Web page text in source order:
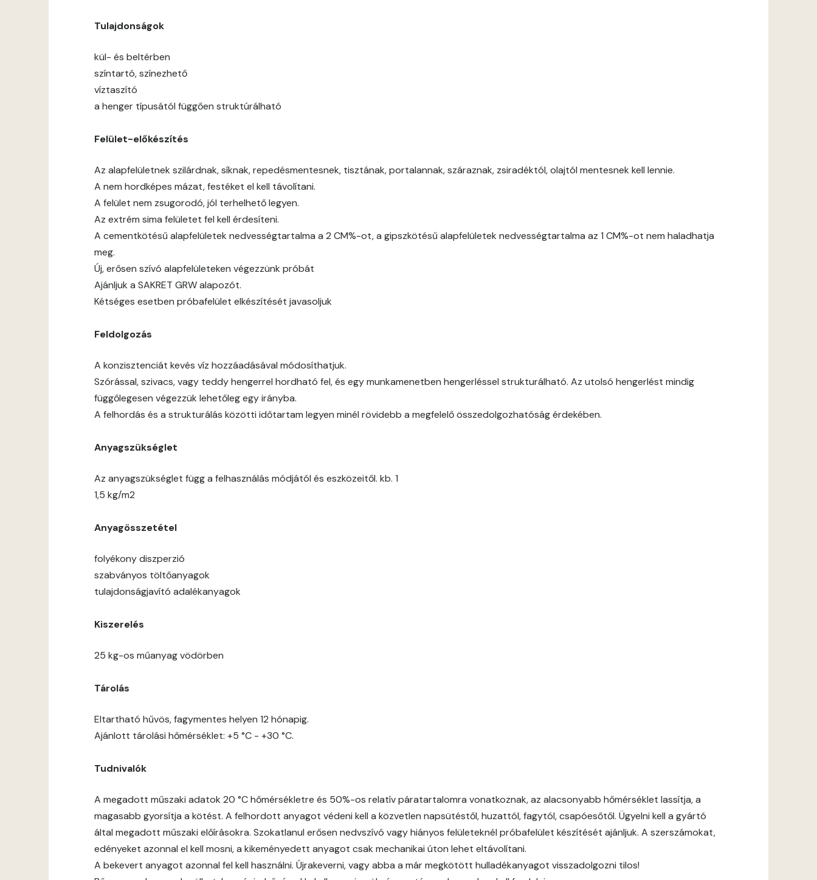
Cognac D
Coral D
Gold-yellow D
Gold-yellow E
Tulajdonságok
kül- és beltérben
színtartó, színezhető
víztaszító
a henger típusától függően struktúrálható
Felület-előkészítés
Az alapfelületnek szilárdnak, síknak, repedésmentesnek, tisztának, portalannak, száraznak, zsiradéktól, olajtól mentesnek kell lennie.
A nem hordképes mázat, festéket el kell távolítani.
A felület nem zsugorodó, jól terhelhető legyen.
Az extrém sima felületet fel kell érdesíteni.
A cementkötésű alapfelületek nedvességtartalma a 2 CM%-ot, a gipszkötésű alapfelületek nedvességtartalma az 1 CM%-ot nem haladhatja
meg.
Új, erősen szívó alapfelületeken végezzünk próbát
Ajánljuk a SAKRET GRW alapozót.
Kétséges esetben próbafelület elkészítését javasoljuk
Feldolgozás
A konzisztenciát kevés víz hozzáadásával módosíthatjuk.
Szórással, szivacs, vagy teddy hengerrel hordható fel, és egy munkamenetben hengerléssel strukturálható. Az utolsó hengerlést mindig
függőlegesen végezzük lehetőleg egy irányba.
A felhordás és a strukturálás közötti időtartam legyen minél rövidebb a megfelelő összedolgozhatóság érdekében.
Anyagszükséglet
Az anyagszükséglet függ a felhasználás módjától és eszközeitől. kb. 1
1,5 kg/m2
Anyagösszetétel
folyékony diszperzió
szabványos töltőanyagok
tulajdonságjavító adalékanyagok
Kiszerelés
25 kg-os műanyag vödörben
Tárolás
Eltartható hűvös, fagymentes helyen 12 hónapig.
Ajánlott tárolási hőmérséklet: +5 °C - +30 °C.
Tudnivalók
A megadott műszaki adatok 20 °C hőmérsékletre és 50%-os relatív páratartalomra vonatkoznak, az alacsonyabb hőmérséklet lassítja, a
magasabb gyorsítja a kötést. A felhordott anyagot védeni kell a közvetlen napsütéstől, huzattól, fagytól, csapóesőtől. Ügyelni kell a gyártó
által megadott műszaki előírásokra. Szokatlanul erősen nedvszívó vagy hiányos felületeknél próbafelület készítését ajánljuk. A szerszámokat,
edényeket azonnal el kell mosni, a kikeményedett anyagot csak mechanikai úton lehet eltávolítani.
A bekevert anyagot azonnal fel kell használni. Újrakeverni, vagy abba a már megkötött hulladékanyagot visszadolgozni tilos!